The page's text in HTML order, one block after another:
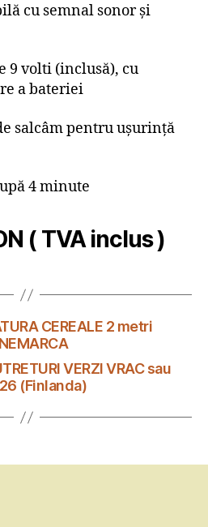
cu semnal sonor și
9 volti (inclusă), cu
a bateriei
salcâm pentru ușurință
4 minute
( TVA inclus )
CEREALE 2 metri
VERZI VRAC sau
(Finlanda)